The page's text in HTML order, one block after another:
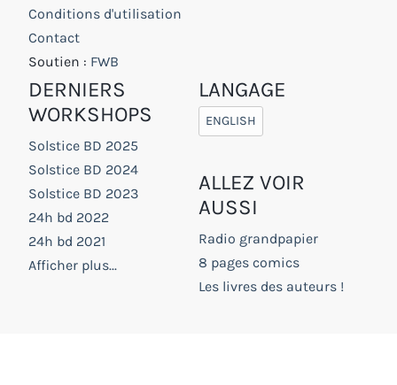
Conditions d'utilisation
Contact
Soutien : FWB
DERNIERS
WORKSHOPS
Solstice BD 2025
Solstice BD 2024
Solstice BD 2023
24h bd 2022
24h bd 2021
Afficher plus...
LANGAGE
ENGLISH
ALLEZ VOIR
AUSSI
Radio grandpapier
8 pages comics
Les livres des auteurs !